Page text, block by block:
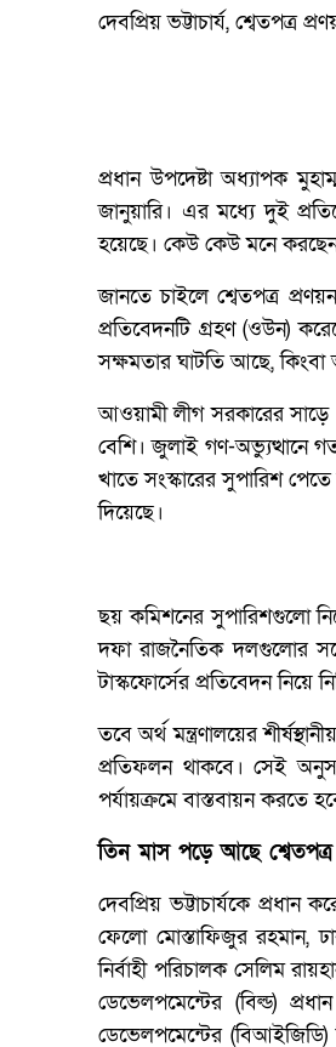
দেবপ্রিয় ভট্টাচার্য, শ্বেতপত্র
প্রধান উপদেষ্টা অধ্যাপক
জানুয়ারি। এর মধ্যে দুই
হয়েছে। কেউ কেউ মনে
জানতে চাইলে শ্বেতপত্র প্রণয়ন
প্রতিবেদনটি গ্রহণ (ওউন)
সক্ষমতার ঘাটতি আছে, কিংবা
আওয়ামী লীগ সরকারের সাড়ে
বেশি। জুলাই গণ-অভ্যুত্থানে
খাতে সংস্কারের সুপারিশ
দিয়েছে।
ছয় কমিশনের সুপারিশগুলো
দফা রাজনৈতিক দলগুলোর
টাস্কফোর্সের প্রতিবেদন নিয়ে
তবে অর্থ মন্ত্রণালয়ের
প্রতিফলন থাকবে। সেই
পর্যায়ক্রমে বাস্তবায়ন করতে
তিন মাস পড়ে আছে শ্বেতপত্র
দেবপ্রিয় ভট্টাচার্যকে
ফেলো মোস্তাফিজুর রহমান,
নির্বাহী পরিচালক সেলিম
ডেভেলপমেন্টের (বিল্ড)
ডেভেলপমেন্টের (বিআইজিডি)